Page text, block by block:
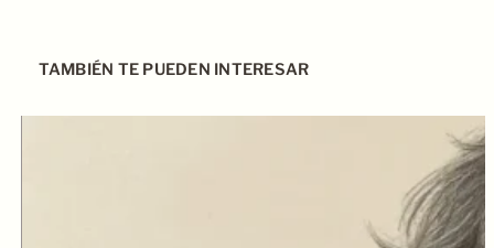
TAMBIÉN TE PUEDEN INTERESAR